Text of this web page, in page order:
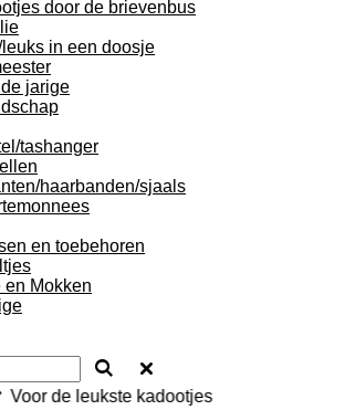
door de brievenbus
in een doosje
jarige
tashanger
haarbanden/sjaals
en toebehoren
en Mokken
Voor de leukste kadootjes